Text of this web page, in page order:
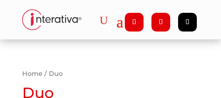
Home/ Duo
Duo